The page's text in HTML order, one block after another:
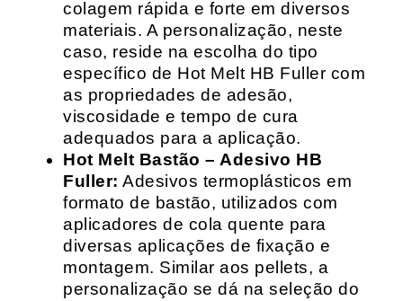
colagem rápida e forte em diversos
materiais. A personalização, neste
caso, reside na escolha do tipo
específico de Hot Melt HB Fuller com
as propriedades de adesão,
viscosidade e tempo de cura
adequados para a aplicação.
Hot Melt Bastão – Adesivo HB
Fuller: Adesivos termoplásticos em
formato de bastão, utilizados com
aplicadores de cola quente para
diversas aplicações de fixação e
montagem. Similar aos pellets, a
personalização se dá na seleção do